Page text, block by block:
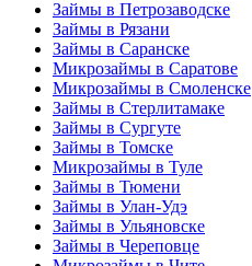
Займы в Петрозаводске
Займы в Рязани
Займы в Саранске
Микрозаймы в Саратове
Микрозаймы в Смоленске
Займы в Стерлитамаке
Займы в Сургуте
Займы в Томске
Микрозаймы в Туле
Займы в Тюмени
Займы в Улан-Удэ
Займы в Ульяновске
Займы в Череповце